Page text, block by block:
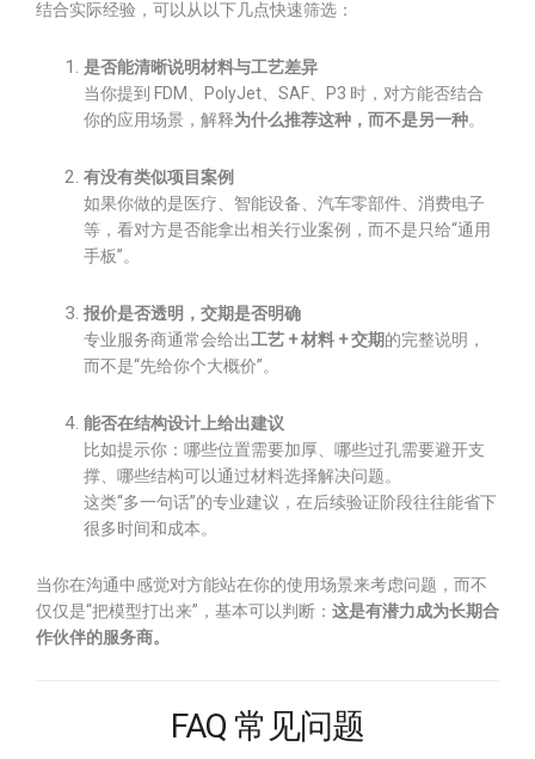
结合实际经验，可以从以下几点快速筛选：
是否能清晰说明材料与工艺差异
当你提到 FDM、PolyJet、SAF、P3 时，对方能否结合
你的应用场景，解释为什么推荐这种，而不是另一种。
有没有类似项目案例
如果你做的是医疗、智能设备、汽车零部件、消费电子
等，看对方是否能拿出相关行业案例，而不是只给“通用
手板”。
报价是否透明，交期是否明确
专业服务商通常会给出工艺 + 材料 + 交期的完整说明，
而不是“先给你个大概价”。
能否在结构设计上给出建议
比如提示你：哪些位置需要加厚、哪些过孔需要避开支
撑、哪些结构可以通过材料选择解决问题。
这类“多一句话”的专业建议，在后续验证阶段往往能省下
很多时间和成本。
当你在沟通中感觉对方能站在你的使用场景来考虑问题，而不
仅仅是“把模型打出来”，基本可以判断： 这是有潜力成为长期合
作伙伴的服务商。
FAQ 常见问题